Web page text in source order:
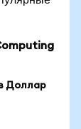
Доллар